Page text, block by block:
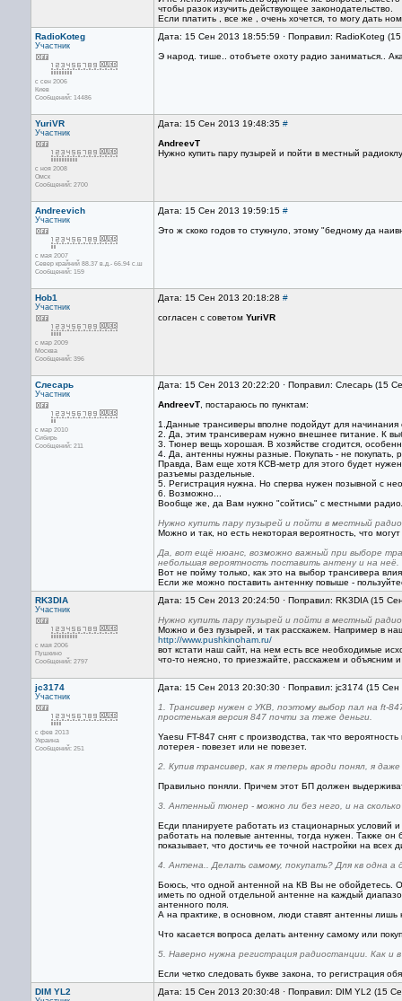
чтобы разок изучить действующее законодательство.
Если платить , все же , очень хочется, то могу дать
RadioKoteg
Участник
с сен 2006
Киев
Сообщений: 14486
Дата: 15 Сен 2013 18:55:59 · Поправил: RadioKoteg
Э народ. тише.. отобъете охоту радио заниматься..
YuriVR
Участник
с ноя 2008
Омск
Сообщений: 2700
Дата: 15 Сен 2013 19:48:35 #
AndreevT
Нужно купить пару пузырей и пойти в местный
Andreevich
Участник
с мая 2007
Север крайний 88.37 в.д.- 66.94 с.ш
Сообщений: 159
Дата: 15 Сен 2013 19:59:15 #
Это ж скоко годов то стукнуло, этому "бедному да
Hob1
Участник
с мар 2009
Москва
Сообщений: 396
Дата: 15 Сен 2013 20:18:28 #
согласен с советом YuriVR
Слесарь
Участник
с мар 2010
Сибирь
Сообщений: 211
Дата: 15 Сен 2013 20:22:20 · Поправил: Слесарь (15
AndreevT , постараюсь по пунктам:
1.Данные трансиверы вполне подойдут для
2. Да, этим трансиверам нужно внешнее питание. К
3. Тюнер вещь хорошая. В хозяйстве сгодится,
4. Да, антенны нужны разные. Покупать - не
Правда, Вам еще хотя КСВ-метр для этого будет
разъемы раздельные.
5. Регистрация нужна. Но сперва нужен позывной с
6. Возможно...
Вообще же, да Вам нужно "сойтись" с местными
Нужно купить пару пузырей и пойти в местный
Можно и так, но есть некоторая вероятность, что
Да, вот ещё нюанс, возможно важный при выборе
небольшая вероятность поставить антену и на неё.
Вот не пойму только, как это на выбор трансивера
Если же можно поставить антеннку повыше -
RK3DIA
Участник
с мая 2006
Пушкино
Сообщений: 2797
Дата: 15 Сен 2013 20:24:50 · Поправил: RK3DIA (15
Нужно купить пару пузырей и пойти в местный
Можно и без пузырей, и так расскажем. Например в
http://www.pushkinoham.ru/
вот кстати наш сайт, на нем есть все необходимые
что-то неясно, то приезжайте, расскажем и объясним
jc3174
Участник
с фев 2013
Украина
Сообщений: 251
Дата: 15 Сен 2013 20:30:30 · Поправил: jc3174 (15
1. Трансивер нужен с УКВ, поэтому выбор пал на ft-
простенькая версия 847 почти за теже деньги.
Yaesu FT-847 снят с производства, так что
лотерея - повезет или не повезет.
2. Купив трансивер, как я теперь вроди понял, я
Правильно поняли. Причем этот БП должен
3. Антенный тюнер - можно ли без него, и на
Есди планируете работать из стационарных
работать на полевые антенны, тогда нужен. Также он
показывает, что достичь ее точной настройки на всех
4. Антена.. Делать самому, покупать? Для кв одна а
Боюсь, что одной антенной на КВ Вы не обойдетесь.
иметь по одной отдельной антенне на каждый
антенного поля.
А на практике, в основном, люди ставят антенны
Что касается вопроса делать антенну самому или
5. Наверно нужна регистрация радиостанции. Как и
Если четко следовать букве закона, то регистрация
DIM YL2
Дата: 15 Сен 2013 20:30:48 · Поправил: DIM YL2 (15